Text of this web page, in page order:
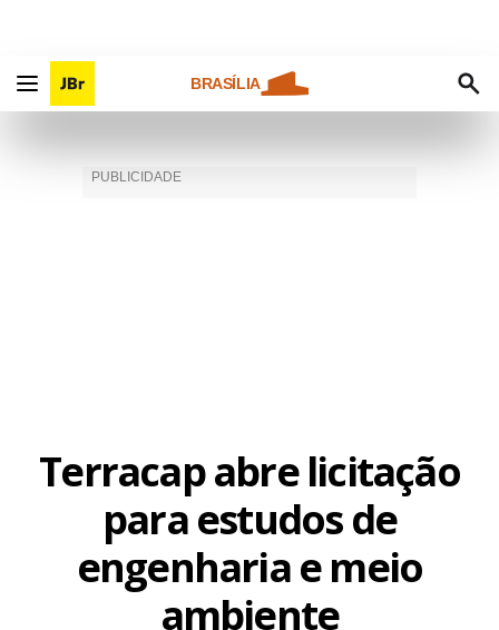
BRASÍLIA
Terracap abre licitação
para estudos de
engenharia e meio
ambiente